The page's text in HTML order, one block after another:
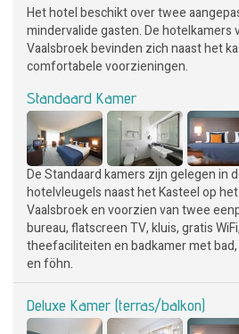
Het hotel beschikt over twee
mindervalide gasten. De hotelkamers
Vaalsbroek bevinden zich naast het
comfortabele voorzieningen.
Standaard Kamer
De Standaard kamers zijn gelegen in
hotelvleugels naast het Kasteel op
Vaalsbroek en voorzien van twee
bureau, flatscreen TV, kluis, gratis
theefaciliteiten en badkamer met
en föhn.
Deluxe Kamer (terras/balkon)